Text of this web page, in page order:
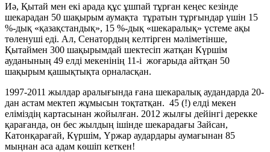
Иә, Қытай мен екі арада құс ұшпай тұрған кеңес кезінде
шекарадан 50 шақырым аумақта тұратын тұрғындар үшін 15
%-дық «қазақстандық», 15 %-дық «шекаралық» үстеме ақы
төленуші еді. Ал, Сенатордың келтірген мәліметінше,
Қытаймен 300 шақырымдай шектесіп жатқан Күршім
ауданының 49 елді мекенінің 11-і жоғарыда айтқан 50
шақырым қашықтықта орналасқан.
1997-2011 жылдар аралығында ғана шекаралық аудандарда 20-
дан астам мектеп жұмысын тоқтатқан. 45 (!) елді мекен
еліміздің картасынан жойылған. 2012 жылғы дейінгі дерекке
қарағанда, он бес жылдың ішінде шекарадағы Зайсан,
Катонқарағай, Күршім, Үржар аудардары аумағынан 85
мыңнан аса адам көшіп кеткен!